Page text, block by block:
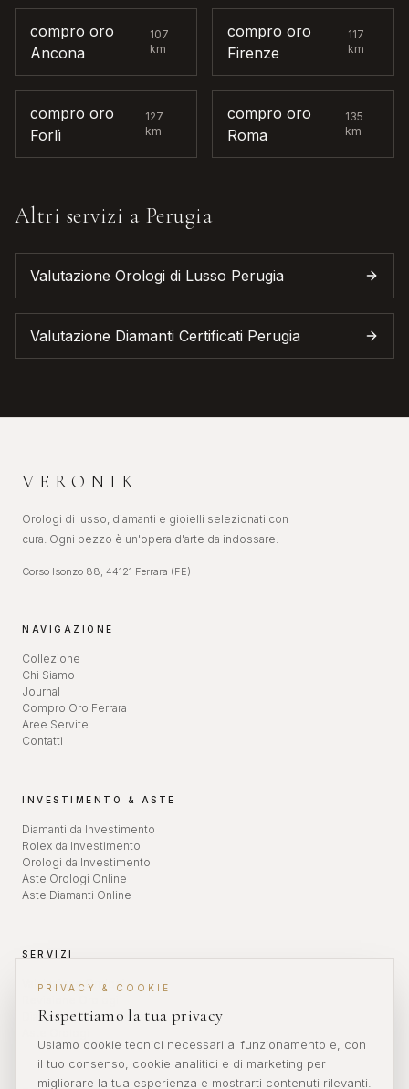
PRIVACY & COOKIE
Rispettiamo la tua privacy
Usiamo cookie tecnici necessari al funzionamento e, con
il tuo consenso, cookie analitici e di marketing per
migliorare la tua esperienza e mostrarti contenuti rilevanti.
compro oro
Ancona
107
km
compro oro
Firenze
117
km
compro oro
Forlì
127
km
compro oro
Roma
135
km
Altri servizi a Perugia
Valutazione Orologi di Lusso Perugia
Valutazione Diamanti Certificati Perugia
VERONIK
Orologi di lusso, diamanti e gioielli selezionati con
cura. Ogni pezzo è un'opera d'arte da indossare.
Corso Isonzo 88, 44121 Ferrara (FE)
NAVIGAZIONE
Collezione
Chi Siamo
Journal
Compro Oro Ferrara
Aree Servite
Contatti
INVESTIMENTO & ASTE
Diamanti da Investimento
Rolex da Investimento
Orologi da Investimento
Aste Orologi Online
Aste Diamanti Online
SERVIZI
Valutazione Orologi
Diamanti da Investimento